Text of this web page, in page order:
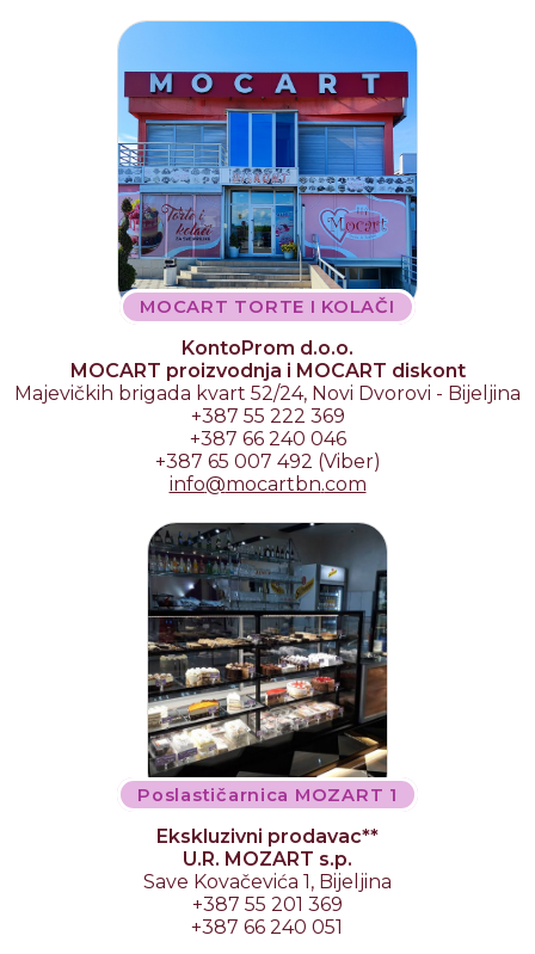
MOCART TORTE I KOLAČI
KontoProm d.o.o.
MOCART proizvodnja i MOCART diskont
Majevičkih brigada kvart 52/24, Novi Dvorovi - Bijeljina
+387 55 222 369
+387 66 240 046
+387 65 007 492 (Viber)
info@mocartbn.com
Poslastičarnica MOZART 1
Ekskluzivni prodavac**
U.R. MOZART s.p.
Save Kovačevića 1, Bijeljina
+387 55 201 369
+387 66 240 051